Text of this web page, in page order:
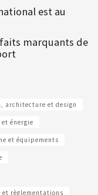
est au
marquants de
architecture et design
énergie
et équipements
règlementations